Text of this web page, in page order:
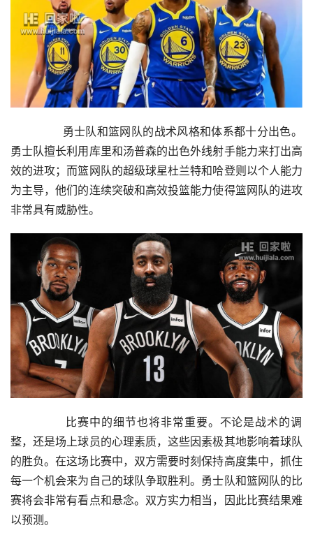
勇士队擅长利用库里和汤普森的出色外线射手能力来打出高
效的进攻；而篮网队的超级球星杜兰特和哈登则以个人能力
为主导，他们的连续突破和高效投篮能力使得篮网队的进攻
非常具有威胁性。
整，还是场上球员的心理素质，这些因素极其地影响着球队
的胜负。在这场比赛中，双方需要时刻保持高度集中，抓住
每一个机会来为自己的球队争取胜利。勇士队和篮网队的比
赛将会非常有看点和悬念。双方实力相当，因此比赛结果难
以预测。